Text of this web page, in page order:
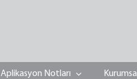
Aplikasyon Notları Kurumsal